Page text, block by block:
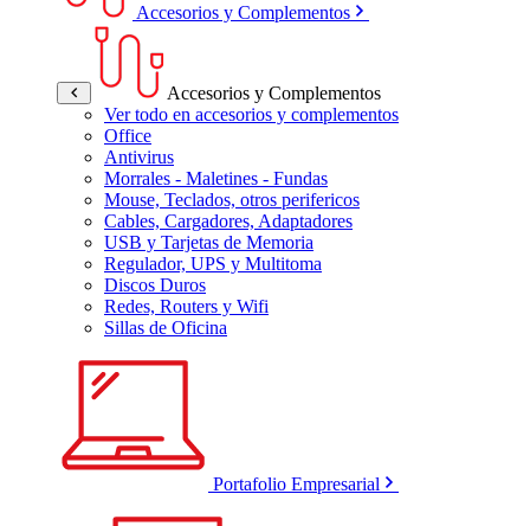
Accesorios y Complementos
Accesorios y Complementos
Ver todo en accesorios y complementos
Office
Antivirus
Morrales - Maletines - Fundas
Mouse, Teclados, otros perifericos
Cables, Cargadores, Adaptadores
USB y Tarjetas de Memoria
Regulador, UPS y Multitoma
Discos Duros
Redes, Routers y Wifi
Sillas de Oficina
Portafolio Empresarial